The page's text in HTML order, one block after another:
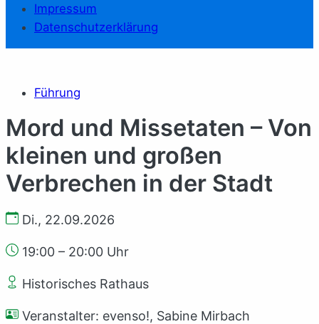
Impressum
Datenschutzerklärung
Führung
Mord und Missetaten – Von
kleinen und großen
Verbrechen in der Stadt
Di., 22.09.2026
19:00 – 20:00 Uhr
Historisches Rathaus
Veranstalter: evenso!, Sabine Mirbach